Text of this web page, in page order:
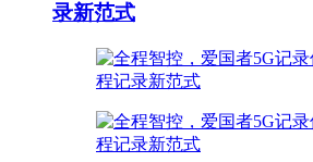
录新范式